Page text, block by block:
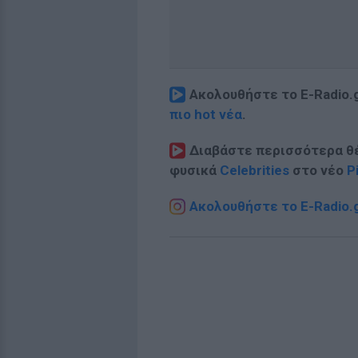
Ακολουθήστε το E-
πιο hot νέα.
Διαβάστε περισσότερα
φυσικά Celebrities στο νέο
Ακολουθήστε το E-